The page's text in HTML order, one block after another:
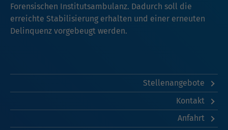
Forensischen Institutsambulanz. Dadurch soll die
erreichte Stabilisierung erhalten und einer erneuten
Delinquenz vorgebeugt werden.
Stellenangebote
Kontakt
Anfahrt